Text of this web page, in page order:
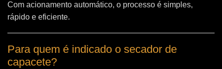
Com acionamento automático, o processo é simples,
rápido e eficiente.
Para quem é indicado o secador de
capacete?